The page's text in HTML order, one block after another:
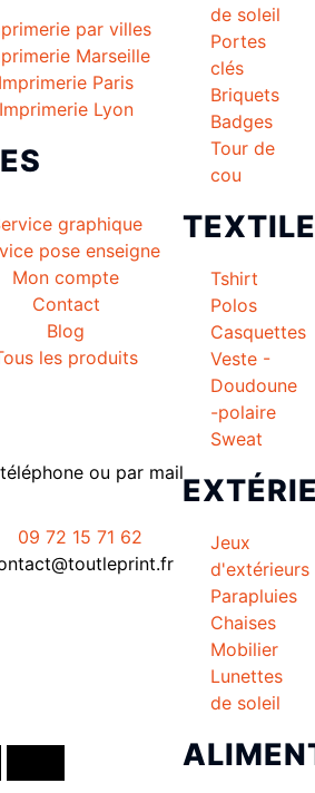
de soleil
Portes
clés
Briquets
Badges
Tour de
cou
TEXTILE
Tshirt
Polos
Casquettes
Veste -
Doudoune
-polaire
Sweat
Jeux
d'extérieurs
Parapluies
Chaises
Mobilier
Lunettes
de soleil
par villes
Marseille
Imprimerie Paris
Imprimerie Lyon
graphique
pose enseigne
Mon compte
Contact
Blog
les produits
ou par mail
09 72 15 71 62